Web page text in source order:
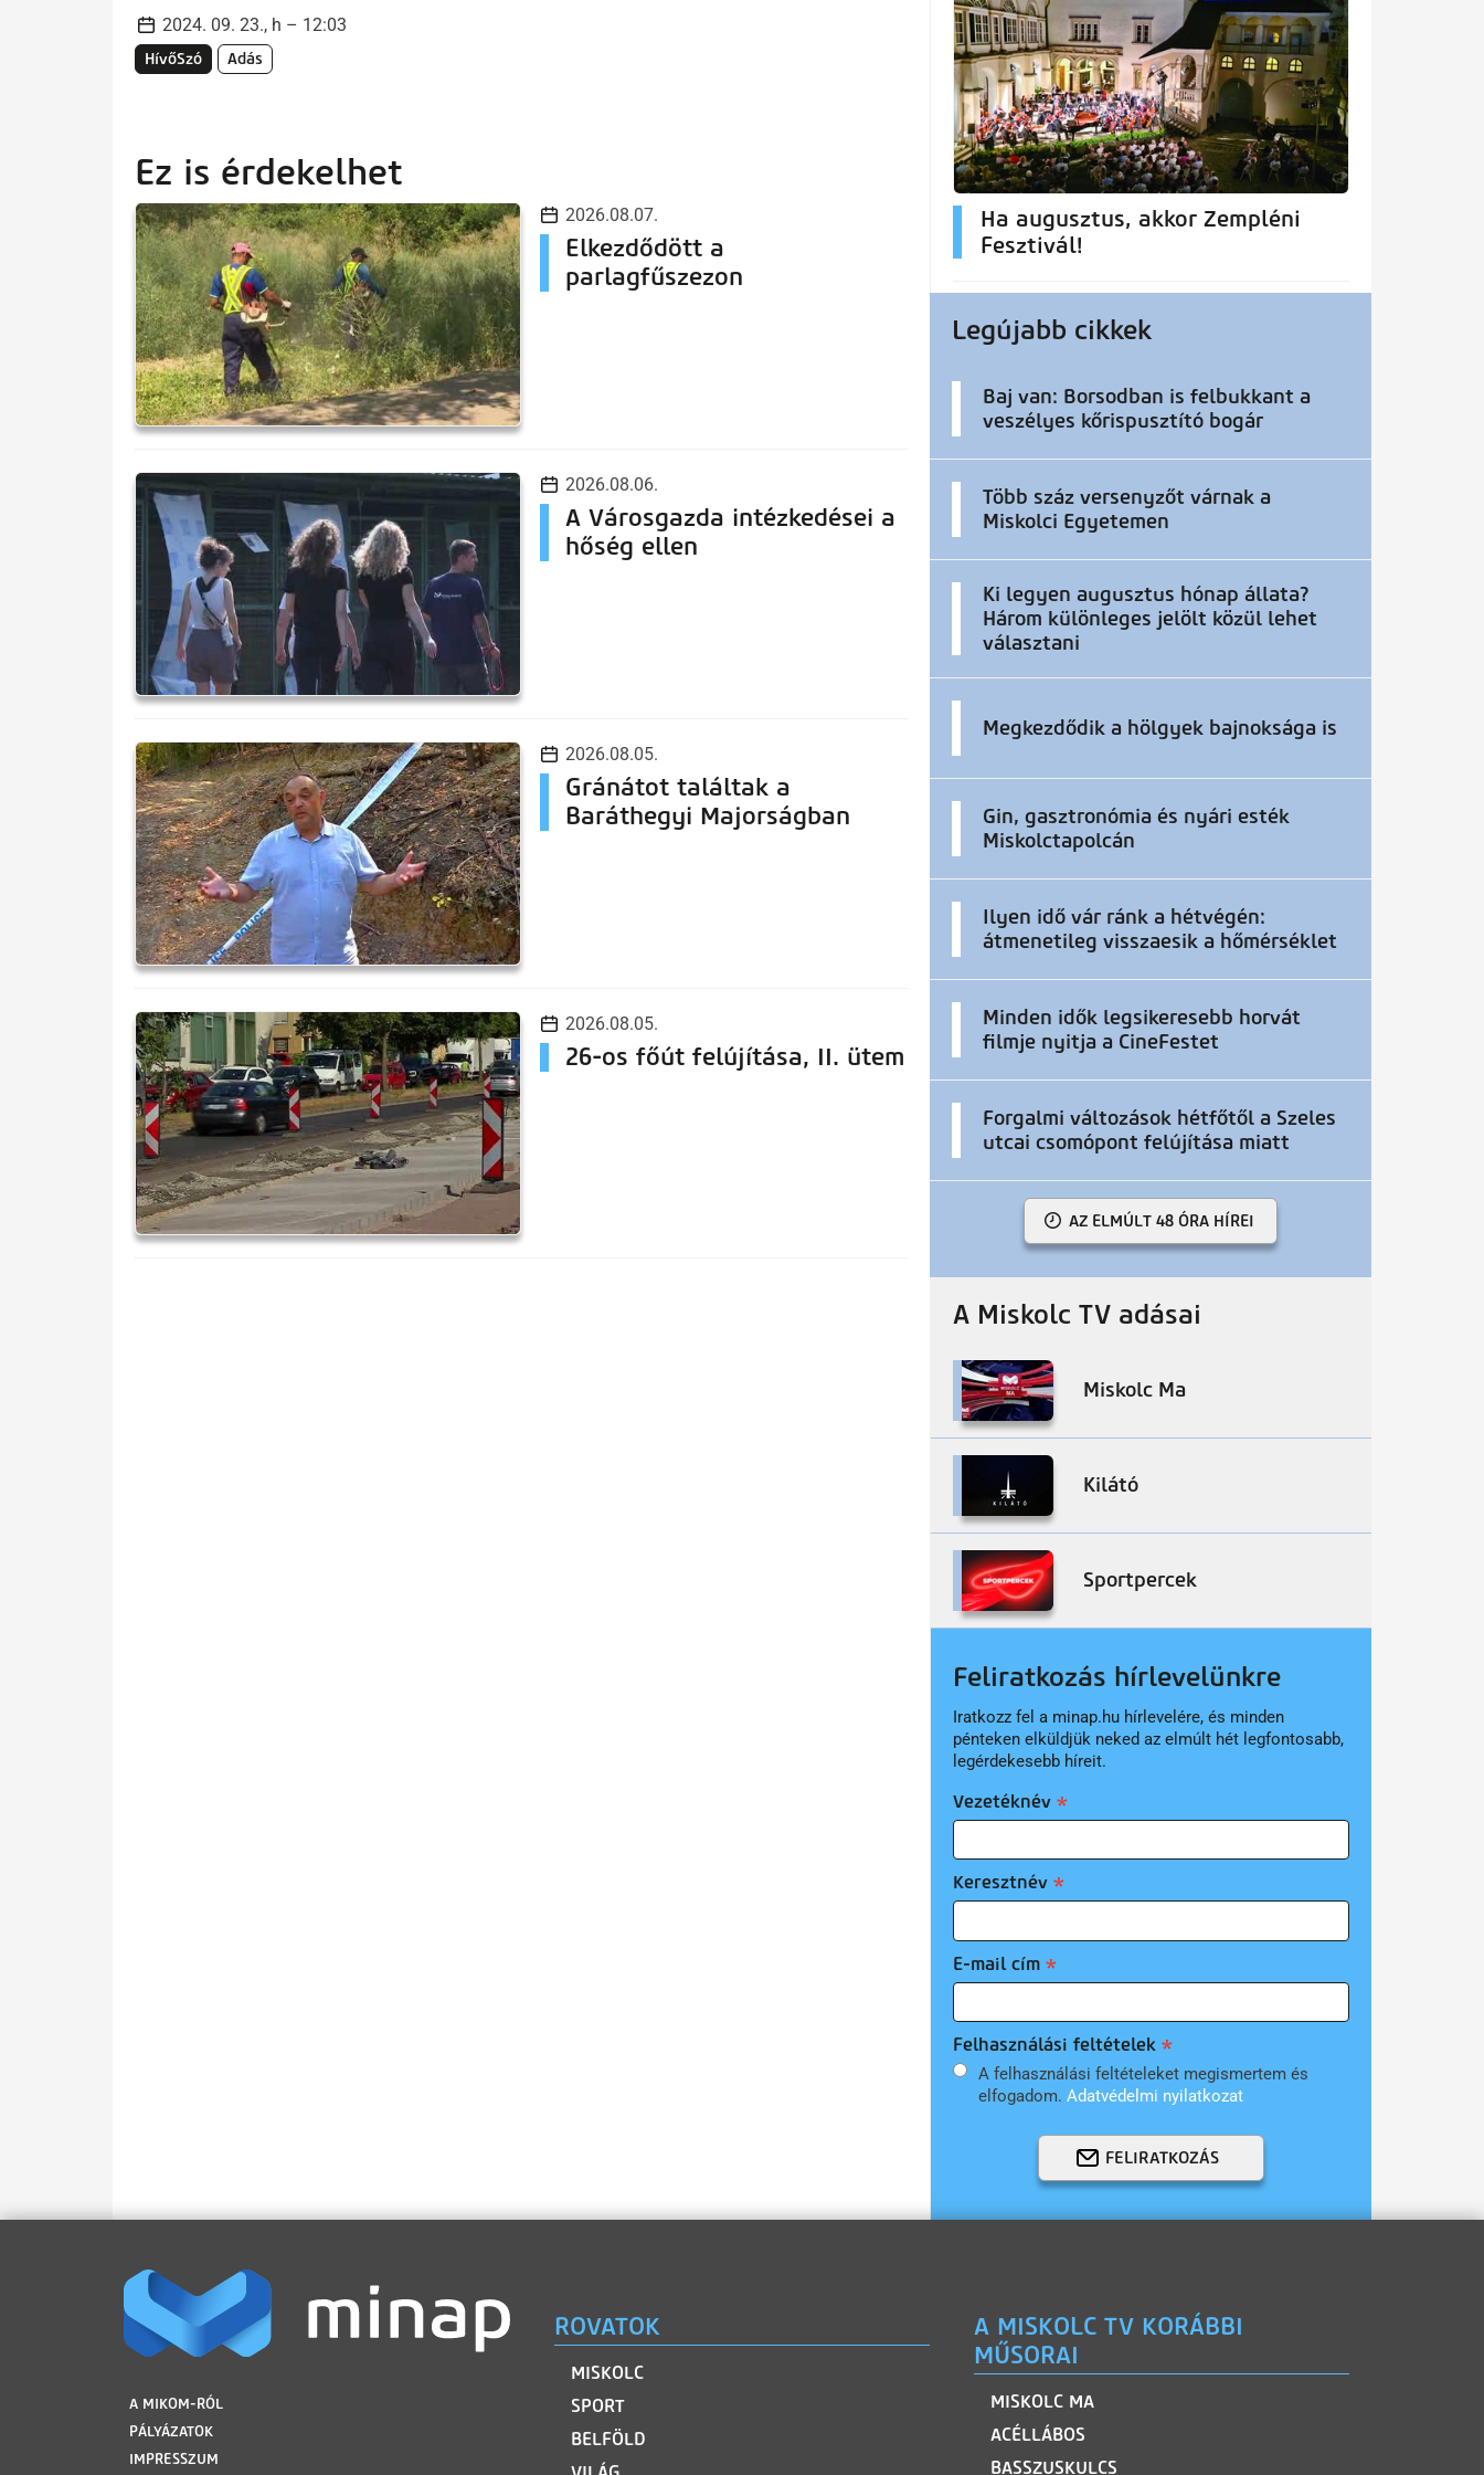
2024. 09. 23., h – 12:03
HívőSzó Adás
Ez is érdekelhet
2026.08.07.
Elkezdődött a
parlagfűszezon
2026.08.06.
A Városgazda intézkedései a
hőség ellen
2026.08.05.
Gránátot találtak a
Baráthegyi Majorságban
2026.08.05.
26-os főút felújítása, II. ütem
Ha augusztus, akkor Zempléni
Fesztivál!
Legújabb cikkek
Baj van: Borsodban is felbukkant a
veszélyes kőrispusztító bogár
Több száz versenyzőt várnak a
Miskolci Egyetemen
Ki legyen augusztus hónap állata?
Három különleges jelölt közül lehet
választani
Megkezdődik a hölgyek bajnoksága is
Gin, gasztronómia és nyári esték
Miskolctapolcán
Ilyen idő vár ránk a hétvégén:
átmenetileg visszaesik a hőmérséklet
Minden idők legsikeresebb horvát
filmje nyitja a CineFestet
Forgalmi változások hétfőtől a Szeles
utcai csomópont felújítása miatt
AZ ELMÚLT 48 ÓRA HÍREI
A Miskolc TV adásai
Miskolc Ma
Kilátó
Sportpercek
Feliratkozás hírlevelünkre
Iratkozz fel a minap.hu hírlevelére, és minden
pénteken elküldjük neked az elmúlt hét legfontosabb,
legérdekesebb híreit.
Vezetéknév
Keresztnév
E-mail cím
Felhasználási feltételek
A felhasználási feltételeket megismertem és
elfogadom. Adatvédelmi nyilatkozat
FELIRATKOZÁS
LÁBLÉC
A MIKOM-RÓL
PÁLYÁZATOK
IMPRESSZUM
ROVATOK
MISKOLC
SPORT
BELFÖLD
A MISKOLC TV KORÁBBI
MŰSORAI
MISKOLC MA
ACÉLLÁBOS
BASSZUSKULCS